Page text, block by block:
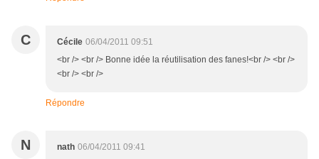
C Cécile 06/04/2011 09:51
<br /> <br /> Bonne idée la réutilisation des fanes!<br /> <br />
<br /> <br />
Répondre
N nath 06/04/2011 09:41